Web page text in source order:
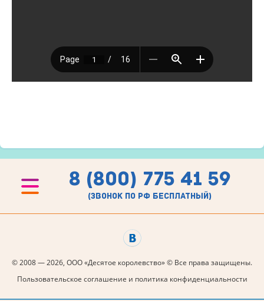
8 (800) 775 41 59
(звонок по рф бесплатный)
© 2008 — 2026, ООО «Десятое королевство» © Все права защищены.
Пользовательское соглашение и политика конфиденциальности